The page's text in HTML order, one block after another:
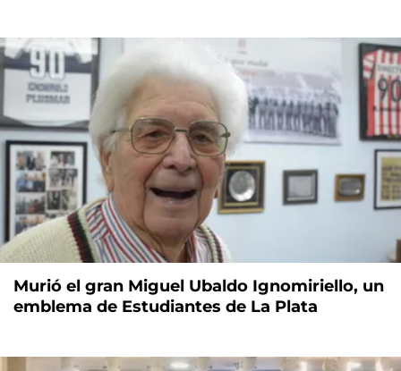
Murió el gran Miguel Ubaldo Ignomiriello, un
emblema de Estudiantes de La Plata